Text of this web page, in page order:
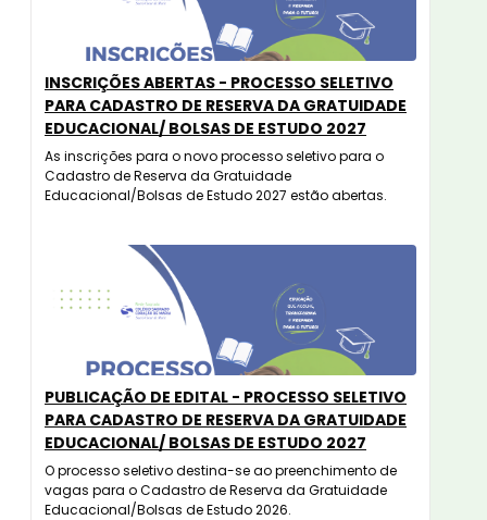
INSCRIÇÕES ABERTAS - PROCESSO SELETIVO
PARA CADASTRO DE RESERVA DA GRATUIDADE
EDUCACIONAL/ BOLSAS DE ESTUDO 2027
As inscrições para o novo processo seletivo para o
Cadastro de Reserva da Gratuidade
Educacional/Bolsas de Estudo 2027 estão abertas.
PUBLICAÇÃO DE EDITAL - PROCESSO SELETIVO
PARA CADASTRO DE RESERVA DA GRATUIDADE
EDUCACIONAL/ BOLSAS DE ESTUDO 2027
O processo seletivo destina-se ao preenchimento de
vagas para o Cadastro de Reserva da Gratuidade
Educacional/Bolsas de Estudo 2026.